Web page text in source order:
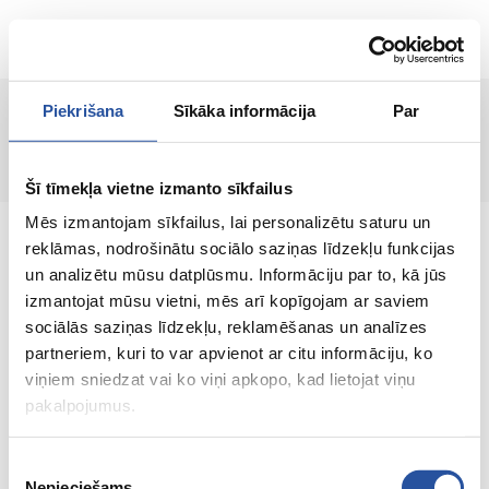
Piekrišana Sīkāka informācija Par
Šī tīmekļa vietne izmanto sīkfailus
Mēs izmantojam sīkfailus, lai personalizētu saturu un
reklāmas, nodrošinātu sociālo saziņas līdzekļu funkcijas
un analizētu mūsu datplūsmu. Informāciju par to, kā jūs
izmantojat mūsu vietni, mēs arī kopīgojam ar saviem
sociālās saziņas līdzekļu, reklamēšanas un analīzes
partneriem, kuri to var apvienot ar citu informāciju, ko
viņiem sniedzat vai ko viņi apkopo, kad lietojat viņu
pakalpojumus.
RU
Страница не найдена!
Интернет-магазин с выгодными ценами и
качественными товарами, где
удовлетворённость клиента является нашей
главной ценностью.
Vse dlja vashego doma i sada!